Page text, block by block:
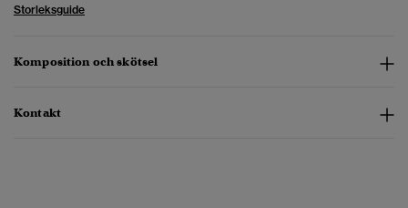
Storleksguide
Komposition och skötsel
Kontakt